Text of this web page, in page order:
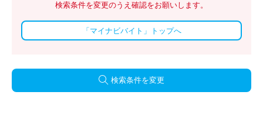
検索条件を変更のうえ確認をお願いします。
「マイナビバイト」トップへ
検索条件を変更